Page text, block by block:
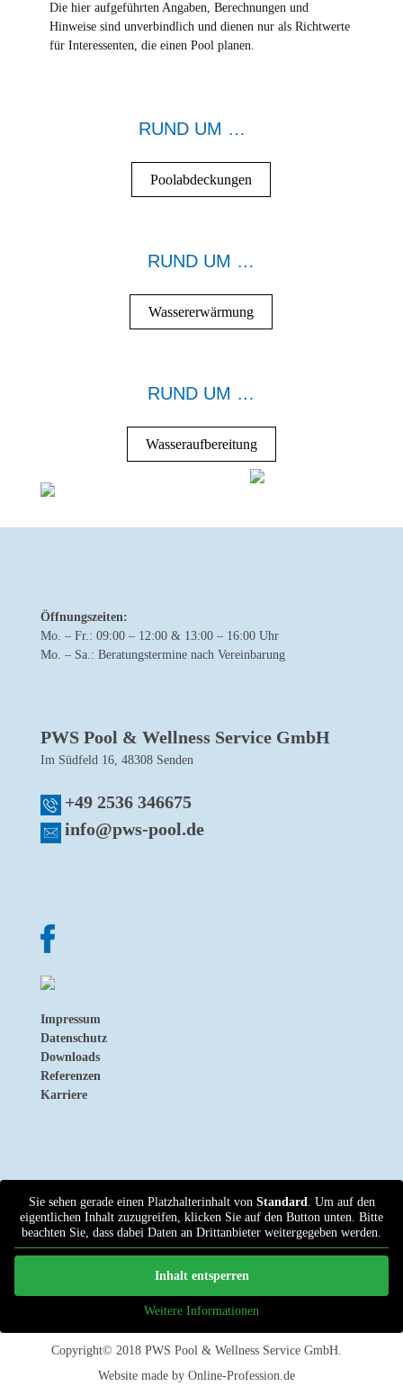
Die hier aufgeführten Angaben, Berechnungen und
Hinweise sind unverbindlich und dienen nur als Richtwerte
für Interessenten, die einen Pool planen.
RUND UM …
Poolabdeckungen
RUND UM …
Wassererwärmung
RUND UM …
Wasseraufbereitung
Öffnungszeiten:
Mo. – Fr.: 09:00 – 12:00 & 13:00 – 16:00 Uhr
Mo. – Sa.: Beratungstermine nach Vereinbarung
PWS Pool & Wellness Service GmbH
Im Südfeld 16, 48308 Senden
+49 2536 346675
info@pws-pool.de
Impressum
Datenschutz
Downloads
Referenzen
Karriere
Sie sehen gerade einen Platzhalterinhalt von Standard. Um auf den
eigentlichen Inhalt zuzugreifen, klicken Sie auf den Button unten. Bitte
beachten Sie, dass dabei Daten an Drittanbieter weitergegeben werden.
Inhalt entsperren
Weitere Informationen
Copyright© 2018PWS Pool & Wellness Service GmbH.
Website made byOnline-Profession.de